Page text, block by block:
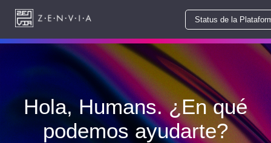
Status de la
Hola, Humans. ¿En qué
podemos ayudarte?